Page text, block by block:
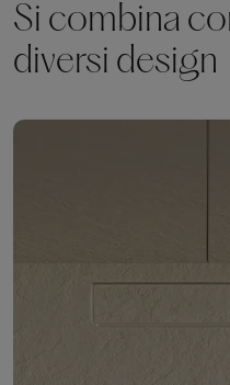
Si combina
diversi design